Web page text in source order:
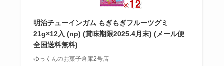
明治チューインガム もぎもぎフルーツグミ
21g×12入 (np) (賞味期限2025.4月末) (メール便
全国送料無料)
ゆっくんのお菓子倉庫2号店